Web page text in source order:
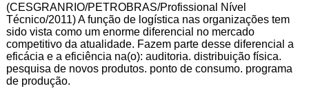
(CESGRANRIO/PETROBRAS/Profissional Nível
Técnico/2011) A função de logística nas organizações tem
sido vista como um enorme diferencial no mercado
competitivo da atualidade. Fazem parte desse diferencial a
eficácia e a eficiência na(o): auditoria. distribuição física.
pesquisa de novos produtos. ponto de consumo. programa
de produção.